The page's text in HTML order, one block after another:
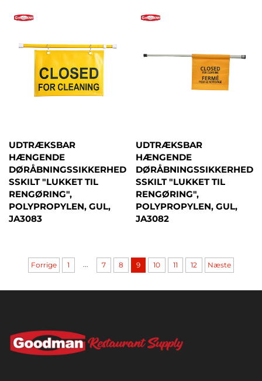
UDTRÆKSBAR
HÆNGENDE
DØRÅBNINGSSIKKERHED
SSKILT "LUKKET TIL
RENGØRING",
POLYPROPYLEN, GUL,
JA3083
UDTRÆKSBAR
HÆNGENDE
DØRÅBNINGSSIKKERHED
SSKILT "LUKKET TIL
RENGØRING",
POLYPROPYLEN, GUL,
JA3082
Forrige 1 ... 7 8 9 10 11 12 Næste